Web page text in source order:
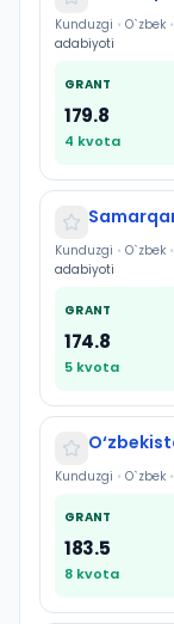
Kunduzgi • O`zbek •
adabiyoti
GRANT
179.8
4 kvota
Kunduzgi • O`zbek •
adabiyoti
GRANT
174.8
5 kvota
Kunduzgi • O`zbek •
GRANT
183.5
8 kvota